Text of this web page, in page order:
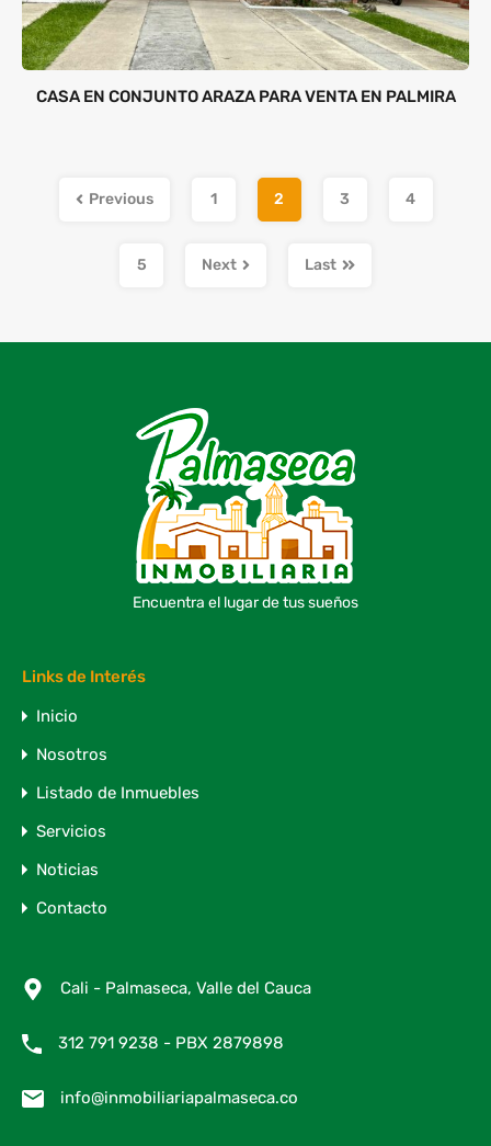
CASA EN CONJUNTO ARAZA PARA VENTA EN PALMIRA
Previous 1 2 3 4
5 Next Last
Encuentra el lugar de tus sueños
Links de Interés
Inicio
Nosotros
Listado de Inmuebles
Servicios
Noticias
Contacto
Cali - Palmaseca, Valle del Cauca
312 791 9238 - PBX 2879898
info@inmobiliariapalmaseca.co